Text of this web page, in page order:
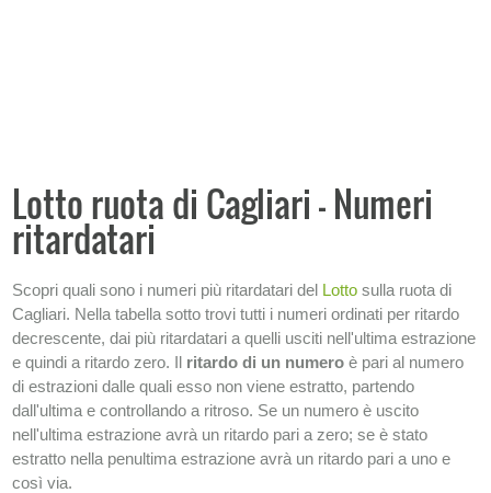
Numeri
Ambi
Ambi con capogioco
Terni
Condizioni
Analisi frequenze storiche
SISTEMI
SIMBOLOTTO
Lotto ruota di Cagliari - Numeri
ritardatari
Scopri quali sono i numeri più ritardatari del Lotto sulla ruota di
Cagliari. Nella tabella sotto trovi tutti i numeri ordinati per ritardo
decrescente, dai più ritardatari a quelli usciti nell'ultima estrazione
e quindi a ritardo zero. Il ritardo di un numero è pari al numero
di estrazioni dalle quali esso non viene estratto, partendo
dall'ultima e controllando a ritroso. Se un numero è uscito
nell'ultima estrazione avrà un ritardo pari a zero; se è stato
estratto nella penultima estrazione avrà un ritardo pari a uno e
così via.